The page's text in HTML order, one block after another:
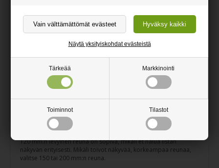
Tärkeää Markkinointi
Toiminnot Tilastot
Näytä yksityiskohdat evästeistä
Hienot rautareunat istutusten rajaamiseen
Viimeistelty reuna esim. kukkapenkin ja nurmikon väliin
Ruostuu nopeasti pihaan kauniisti sopivaksi väriksi
Leikataan toivomasi pituuden mukaisesti
Leikattavissa kulmahiomakoneella
Valmistettu Tanskassa
5 mm:n paksu rautareuna.
120 mm:n levyinen reuna on sopiva, mikäli et halua listan
näkyvän erityisesti. Mikäli toivot näkyvää, korkeampaa reunaa,
valitse 150 tai 200 mm:n reuna.